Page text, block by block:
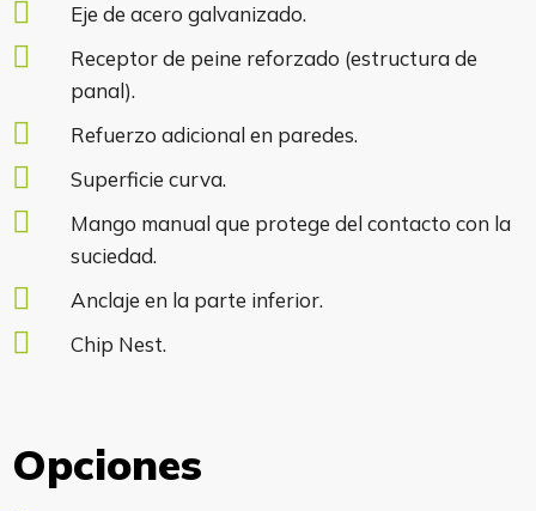
Eje de acero galvanizado.
Receptor de peine reforzado (estructura de
panal).
Refuerzo adicional en paredes.
Superficie curva.
Mango manual que protege del contacto con la
suciedad.
Anclaje en la parte inferior.
Chip Nest.
Opciones